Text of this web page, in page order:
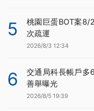
5
桃園巨蛋BOT案8/
次疏運
2026/8/3 12:34
6
交通局科長帳戶多
善舉曝光
2026/8/5 19:39